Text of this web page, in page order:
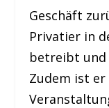
Geschäft
Privatier in
betreibt
Zudem ist